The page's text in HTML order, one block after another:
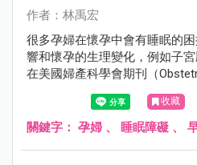
作者：林禹宏
很多孕婦在懷孕中會有睡眠的
響和懷孕的生理變化，例如子
在美國婦產科學會期刊（
一項研究發現，有睡眠障礙的
收藏
關鍵字： 孕婦 、 睡眠障礙 、